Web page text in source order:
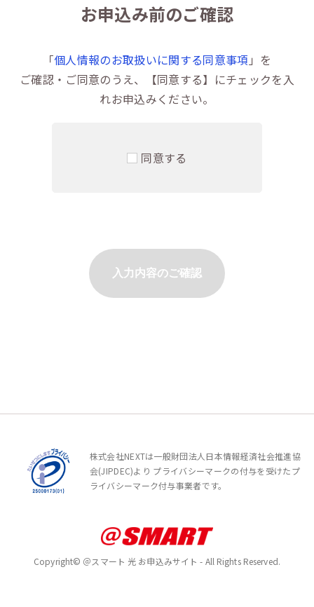
お申込み前のご確認
「個人情報のお取扱いに関する同意事項 」を
ご確認・ご同意のうえ、【同意する】にチェックを入
れお申込みください。
同意する
入力内容のご確認
株式会社NEXTは一般財団法人日本情報経済社会推進協
会(JIPDEC)より プライバシーマークの付与を受けたプ
ライバシーマーク付与事業者です。
Copyright© ＠スマート 光 お申込みサイト - All Rights Reserved.